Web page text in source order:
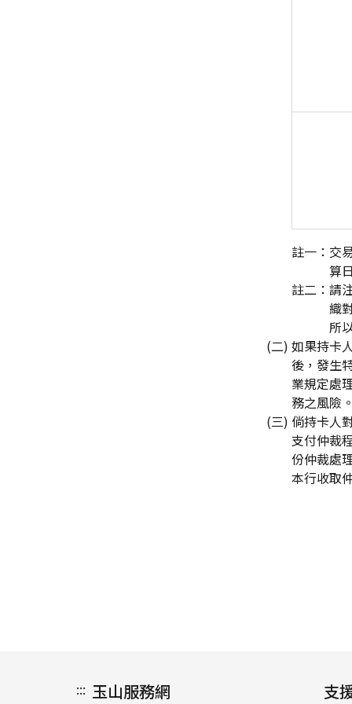
註一：交
算
註二：請
織
所
(二) 如果持卡
後，發生
業規定處
務之風險
(三) 倘持卡人
支付仲裁
份仲裁處
本行收取
::: 玉山服務網 支